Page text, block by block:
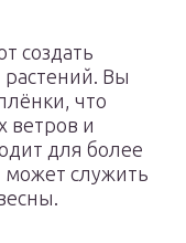
создать
Вы
что
ветров и
для более
может служить